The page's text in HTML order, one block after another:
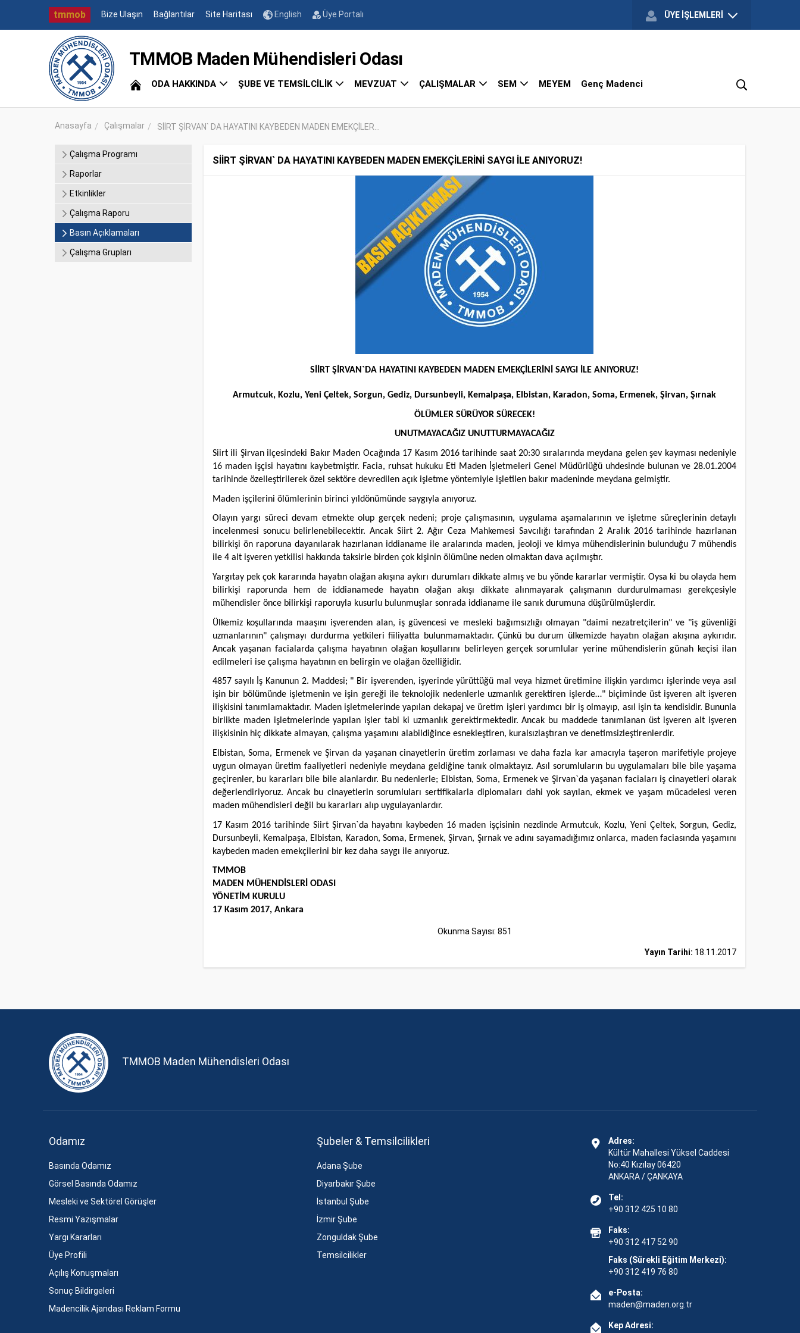
tmmob Bize Ulaşın Bağlantılar Site Haritası English Üye Portalı ÜYE İŞLEMLERİ
TMMOB Maden Mühendisleri Odası
ODA HAKKINDA ŞUBE VE TEMSİLCİLİK MEVZUAT ÇALIŞMALAR SEM MEYEM Genç Madenci
Anasayfa Çalışmalar SİİRT ŞİRVAN` DA HAYATINI KAYBEDEN MADEN EMEKÇİLER...
Çalışma Programı
Raporlar
Etkinlikler
Çalışma Raporu
Basın Açıklamaları
Çalışma Grupları
SİİRT ŞİRVAN` DA HAYATINI KAYBEDEN MADEN EMEKÇİLERİNİ SAYGI İLE ANIYORUZ!
SİİRT ŞİRVAN`DA HAYATINI KAYBEDEN MADEN EMEKÇİLERİNİ SAYGI İLE ANIYORUZ!
Armutcuk, Kozlu, Yeni Çeltek, Sorgun, Gediz, Dursunbeyli, Kemalpaşa, Elbistan, Karadon, Soma, Ermenek, Şirvan, Şırnak
ÖLÜMLER SÜRÜYOR SÜRECEK!
UNUTMAYACAĞIZ UNUTTURMAYACAĞIZ
Siirt ili Şirvan ilçesindeki Bakır Maden Ocağında 17 Kasım 2016 tarihinde saat 20:30 sıralarında meydana gelen şev kayması nedeniyle
16 maden işçisi hayatını kaybetmiştir. Facia, ruhsat hukuku Eti Maden İşletmeleri Genel Müdürlüğü uhdesinde bulunan ve 28.01.2004
tarihinde özelleştirilerek özel sektöre devredilen açık işletme yöntemiyle işletilen bakır madeninde meydana gelmiştir.
Maden işçilerini ölümlerinin birinci yıldönümünde saygıyla anıyoruz.
Olayın yargı süreci devam etmekte olup gerçek nedeni; proje çalışmasının, uygulama aşamalarının ve işletme süreçlerinin detaylı
incelenmesi sonucu belirlenebilecektir. Ancak Siirt 2. Ağır Ceza Mahkemesi Savcılığı tarafından 2 Aralık 2016 tarihinde hazırlanan
bilirkişi ön raporuna dayanılarak hazırlanan iddianame ile aralarında maden, jeoloji ve kimya mühendislerinin bulunduğu 7 mühendis
ile 4 alt işveren yetkilisi hakkında taksirle birden çok kişinin ölümüne neden olmaktan dava açılmıştır.
Yargıtay pek çok kararında hayatın olağan akışına aykırı durumları dikkate almış ve bu yönde kararlar vermiştir. Oysa ki bu olayda hem
bilirkişi raporunda hem de iddianamede hayatın olağan akışı dikkate alınmayarak çalışmanın durdurulmaması gerekçesiyle
mühendisler önce bilirkişi raporuyla kusurlu bulunmuşlar sonrada iddianame ile sanık durumuna düşürülmüşlerdir.
Ülkemiz koşullarında maaşını işverenden alan, iş güvencesi ve mesleki bağımsızlığı olmayan "daimi nezatretçilerin" ve "iş güvenliği
uzmanlarının" çalışmayı durdurma yetkileri fiiliyatta bulunmamaktadır. Çünkü bu durum ülkemizde hayatın olağan akışına aykırıdır.
Ancak yaşanan facialarda çalışma hayatının olağan koşullarını belirleyen gerçek sorumlular yerine mühendislerin günah keçisi ilan
edilmeleri ise çalışma hayatının en belirgin ve olağan özelliğidir.
4857 sayılı İş Kanunun 2. Maddesi; " Bir işverenden, işyerinde yürüttüğü mal veya hizmet üretimine ilişkin yardımcı işlerinde veya asıl
işin bir bölümünde işletmenin ve işin gereği ile teknolojik nedenlerle uzmanlık gerektiren işlerde…" biçiminde üst işveren alt işveren
ilişkisini tanımlamaktadır. Maden işletmelerinde yapılan dekapaj ve üretim işleri yardımcı bir iş olmayıp, asıl işin ta kendisidir. Bununla
birlikte maden işletmelerinde yapılan işler tabi ki uzmanlık gerektirmektedir. Ancak bu maddede tanımlanan üst işveren alt işveren
ilişkisinin hiç dikkate almayan, çalışma yaşamını alabildiğince esnekleştiren, kuralsızlaştıran ve denetimsizleştirenlerdir.
Elbistan, Soma, Ermenek ve Şirvan da yaşanan cinayetlerin üretim zorlaması ve daha fazla kar amacıyla taşeron marifetiyle projeye
uygun olmayan üretim faaliyetleri nedeniyle meydana geldiğine tanık olmaktayız. Asıl sorumluların bu uygulamaları bile bile yaşama
geçirenler, bu kararları bile bile alanlardır. Bu nedenlerle; Elbistan, Soma, Ermenek ve Şirvan`da yaşanan faciaları iş cinayetleri olarak
değerlendiriyoruz. Ancak bu cinayetlerin sorumluları sertifikalarla diplomaları dahi yok sayılan, ekmek ve yaşam mücadelesi veren
maden mühendisleri değil bu kararları alıp uygulayanlardır.
17 Kasım 2016 tarihinde Siirt Şirvan`da hayatını kaybeden 16 maden işçisinin nezdinde Armutcuk, Kozlu, Yeni Çeltek, Sorgun, Gediz,
Dursunbeyli, Kemalpaşa, Elbistan, Karadon, Soma, Ermenek, Şirvan, Şırnak ve adını sayamadığımız onlarca, maden faciasında yaşamını
kaybeden maden emekçilerini bir kez daha saygı ile anıyoruz.
TMMOB
MADEN MÜHENDİSLERİ ODASI
YÖNETİM KURULU
17 Kasım 2017, Ankara
Okunma Sayısı: 851
Yayın Tarihi: 18.11.2017
TMMOB Maden Mühendisleri Odası
Odamız
Basında Odamız
Görsel Basında Odamız
Mesleki ve Sektörel Görüşler
Resmi Yazışmalar
Yargı Kararları
Üye Profili
Açılış Konuşmaları
Sonuç Bildirgeleri
Madencilik Ajandası Reklam Formu
Şubeler & Temsilcilikleri
Adana Şube
Diyarbakır Şube
İstanbul Şube
İzmir Şube
Zonguldak Şube
Temsilcilikler
Adres:
Kültür Mahallesi Yüksel Caddesi
No:40 Kızılay 06420
ANKARA / ÇANKAYA
Tel:
+90 312 425 10 80
Faks:
+90 312 417 52 90
Faks (Sürekli Eğitim Merkezi):
+90 312 419 76 80
e-Posta:
maden@maden.org.tr
Kep Adresi: